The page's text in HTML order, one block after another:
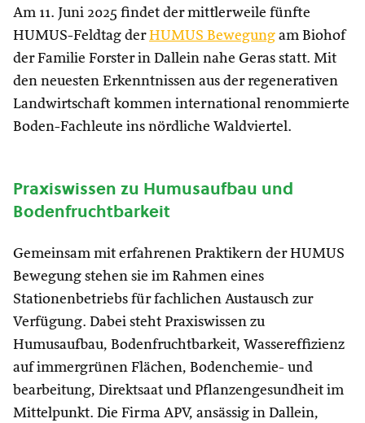
Am 11. Juni 2025 findet der mittlerweile fünfte
HUMUS-Feldtag derHUMUS Bewegung am Biohof
der Familie Forster in Dallein nahe Geras statt. Mit
den neuesten Erkenntnissen aus der regenerativen
Landwirtschaft kommen international renommierte
Boden-Fachleute ins nördliche Waldviertel.
Praxiswissen zu Humusaufbau und
Bodenfruchtbarkeit
Gemeinsam mit erfahrenen Praktikern der HUMUS
Bewegung stehen sie im Rahmen eines
Stationenbetriebs für fachlichen Austausch zur
Verfügung. Dabei steht Praxiswissen zu
Humusaufbau, Bodenfruchtbarkeit, Wassereffizienz
auf immergrünen Flächen, Bodenchemie- und
bearbeitung, Direktsaat und Pflanzengesundheit im
Mittelpunkt. Die Firma APV, ansässig in Dallein,